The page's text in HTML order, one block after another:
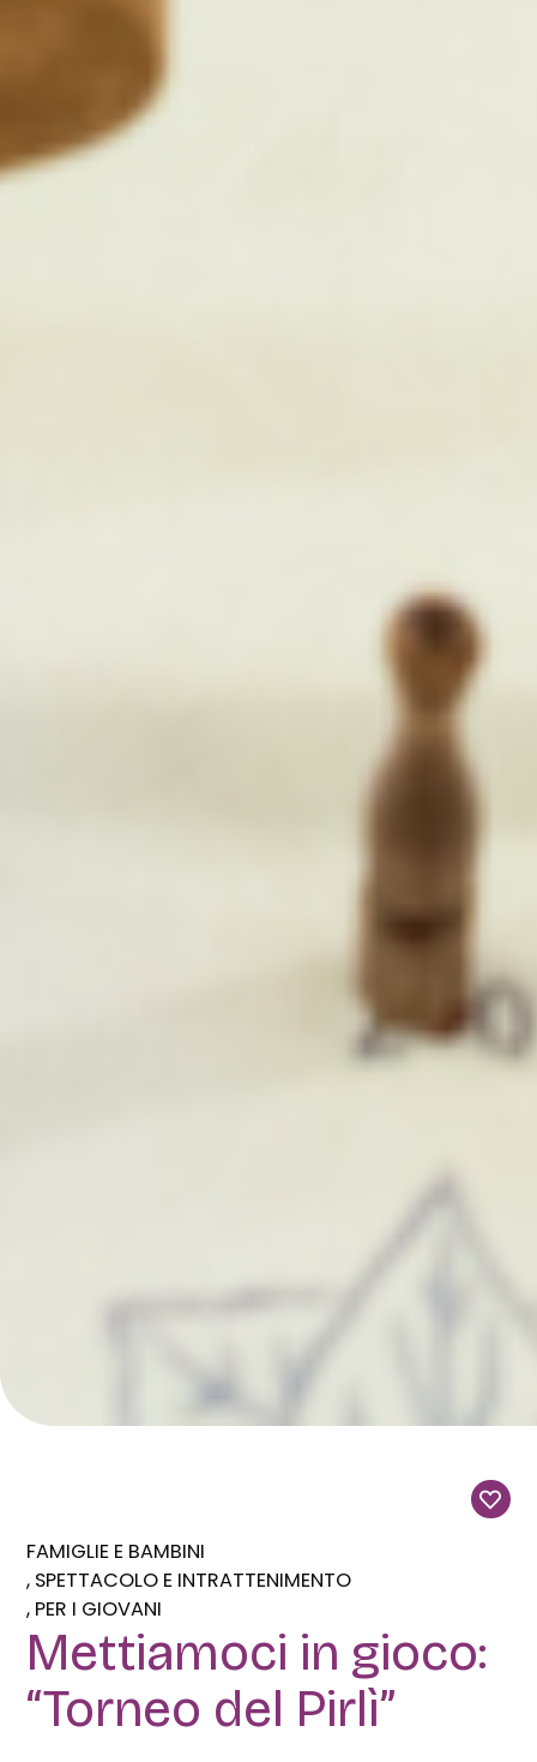
FAMIGLIE E BAMBINI
SPETTACOLO E INTRATTENIMENTO
PER I GIOVANI
Mettiamoci in gioco:
“Torneo del Pirlì”